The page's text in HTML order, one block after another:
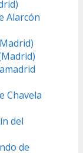
Alarcón
Chavela
del
de